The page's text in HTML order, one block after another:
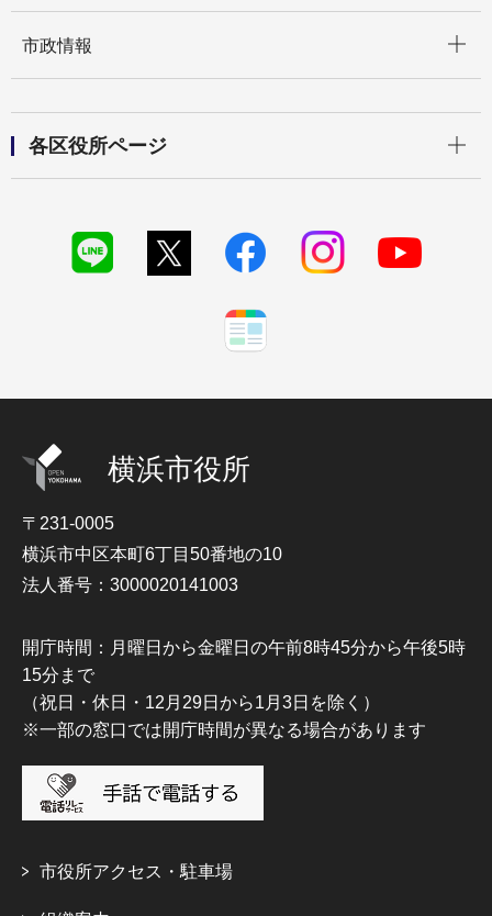
市政情報
各区役所ページ
横浜市役所
〒231-0005
横浜市中区本町6丁目50番地の10
法人番号：3000020141003
開庁時間：月曜日から金曜日の午前8時45分から午後5時
15分まで
（祝日・休日・12月29日から1月3日を除く）
※一部の窓口では開庁時間が異なる場合があります
市役所アクセス・駐車場